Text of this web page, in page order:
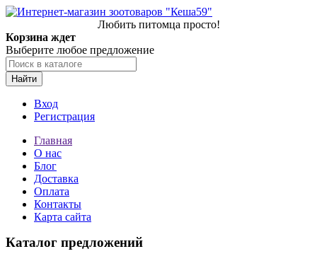
Любить питомца просто!
Корзина ждет
Выберите любое предложение
Найти
Вход
Регистрация
Главная
О нас
Блог
Доставка
Оплата
Контакты
Карта сайта
Каталог предложений